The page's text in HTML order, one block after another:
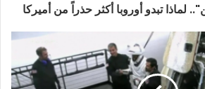
لماذا تبدو أوروبا أكثر حذراً من أميركا